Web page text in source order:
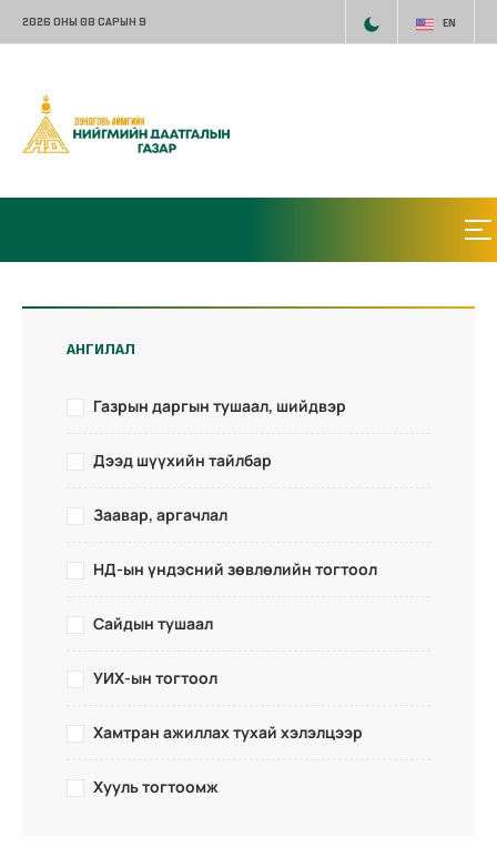
2026 ОНЫ 08 САРЫН 9 EN
АНГИЛАЛ
Газрын даргын тушаал, шийдвэр
Дээд шүүхийн тайлбар
Заавар, аргачлал
НД-ын үндэсний зөвлөлийн тогтоол
Сайдын тушаал
УИХ-ын тогтоол
Хамтран ажиллах тухай хэлэлцээр
Хууль тогтоомж